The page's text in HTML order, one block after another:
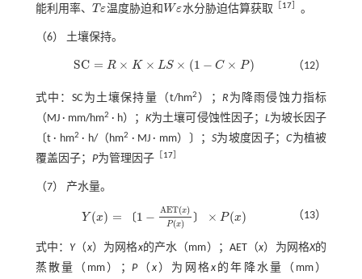
能利用率、 T ε
Tε 温度胁迫和 Wε
Wε 水分胁迫估算获取 17 。
（6） 土壤保持。
SC = R × K × LS × (1 − C × P)
SC= R×K×L S× (1-C ×P) （12）
式中：SC为土壤保持量（t/hm2 ）； R 为降雨侵蚀力指标
（MJ · mm/hm2 · h）；K为土壤可侵蚀性因子； L为坡长因子
〔t · hm2 · h/（hm2 · MJ · mm）〕； S为坡度因子；C为植被
覆盖因子； P为管理因子 17］
（7） 产水量。
Y (x) = 〔1 − AET(x)
P(x)
〕 × P(x)
Y( x)= 1 -AE (x) P(x )×P(x) （13）
式中： Y（x）为网格x的产水（mm）；AET（x）为网格X的
蒸散量（mm）； P（x ）为网格x的年降水量（mm）